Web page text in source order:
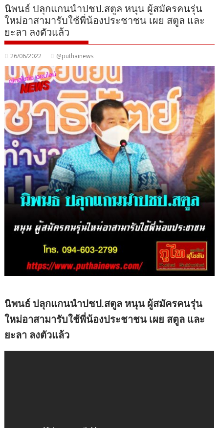
นิพนธ์ ปลุกแกนนำปชป.สตูล หนุน ผู้สมัครคนรุ่น
ใหม่อาสามารับใช้พี่น้องประชาชน เผย สตูล และ
ยะลา ลงตัวแล้ว
26/06/2022 @puthainews
นิพนธ์ ปลุกแกนนำปชป.สตูล หนุน ผู้สมัครคนรุ่น
ใหม่อาสามารับใช้พี่น้องประชาชน เผย สตูล และ
ยะลา ลงตัวแล้ว